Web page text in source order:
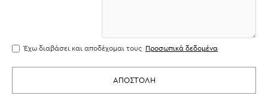
Έχω διαβάσει και αποδέχομαι τους Προσωπικά δεδομένα
ΑΠΟΣΤΟΛΉ